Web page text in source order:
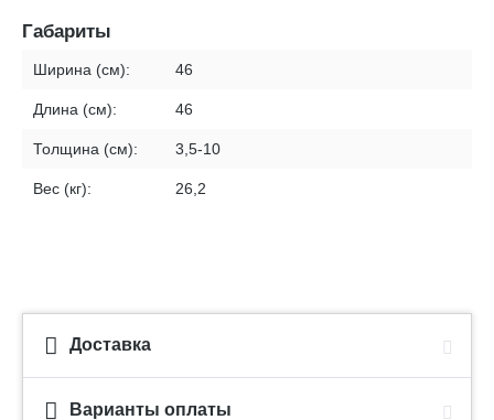
Габариты
Ширина (см): 46
Длина (см): 46
Толщина (см): 3,5-10
Вес (кг): 26,2
Доставка
Варианты оплаты